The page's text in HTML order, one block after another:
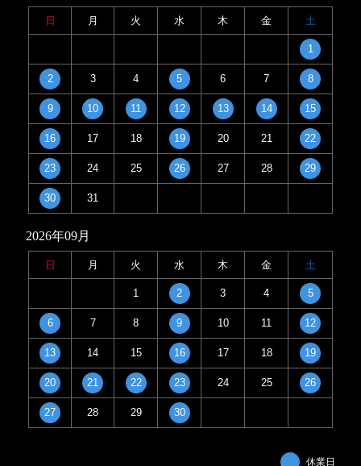
日 月 火 水 木 金 土
1
2 3 4 5 6 7 8
9 10 11 12 13 14 15
16 17 18 19 20 21 22
23 24 25 26 27 28 29
30 31
2026年09月
日 月 火 水 木 金 土
1 2 3 4 5
6 7 8 9 10 11 12
13 14 15 16 17 18 19
20 21 22 23 24 25 26
27 28 29 30
休業日